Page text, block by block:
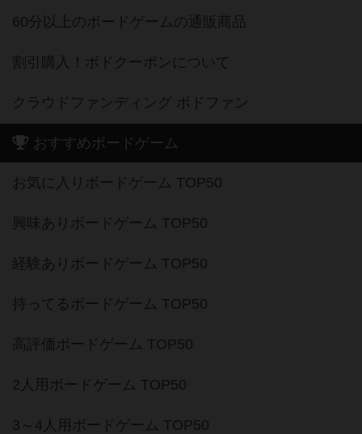
60分以上のボードゲームの通販商品
割引購入！ボドクーポンについて
クラウドファンディング ボドファン
おすすめボードゲーム
お気に入りボードゲーム TOP50
興味ありボードゲーム TOP50
経験ありボードゲーム TOP50
持ってるボードゲーム TOP50
高評価ボードゲーム TOP50
2人用ボードゲーム TOP50
3～4人用ボードゲーム TOP50